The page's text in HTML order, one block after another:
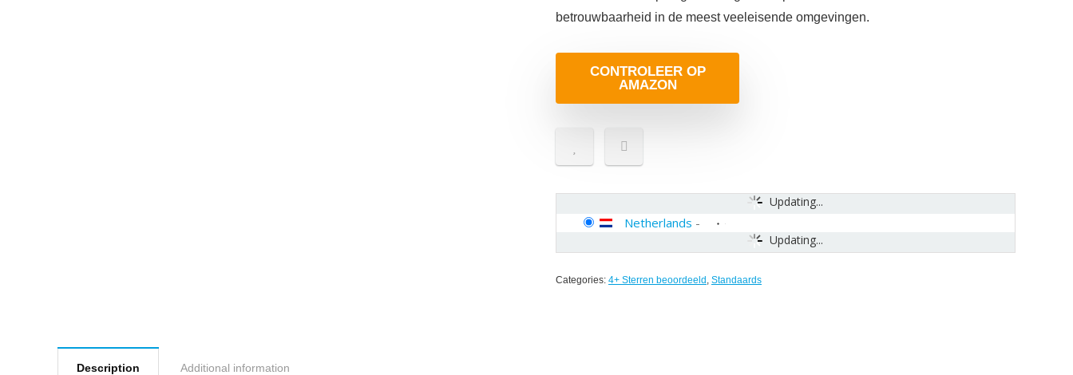
betrouwbaarheid in de meest veeleisende omgevingen.
CONTROLEER OP
AMAZON
Updating...
Updating...
Netherlands -
Categories: 4+ Sterren beoordeeld , Standaards
Description Additional information